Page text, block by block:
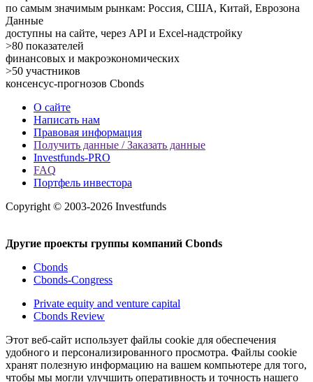
по самым значимым рынкам: Россия, США, Китай, Еврозона
Данные
доступны на сайте, через API и Excel-надстройку
>80 показателей
финансовых и макроэкономических
>50 участников
консенсус-прогнозов Cbonds
О сайте
Написать нам
Правовая информация
Получить данные / Заказать данные
Investfunds-PRO
FAQ
Портфель инвестора
Copyright © 2003-2026 Investfunds
Другие проекты группы компаний Cbonds
Cbonds
Cbonds-Congress
Private equity and venture capital
Cbonds Review
Этот веб-сайт использует файлы cookie для обеспечения
удобного и персонализированного просмотра. Файлы cookie
хранят полезную информацию на вашем компьютере для того,
чтобы мы могли улучшить оперативность и точность нашего